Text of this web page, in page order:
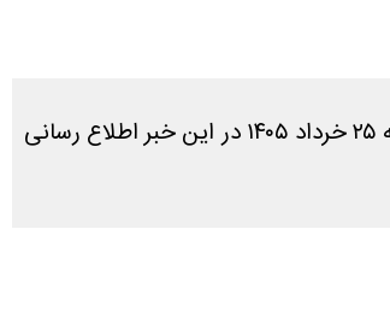
در پاسخ به سوال کاربران که آیا فردا تعطیل است یا نه، طبق بررسی های انجام شده آخرین وضعیت تعطیلی کردستان برای فردا دوشنبه ۲۵ خرداد ۱۴۰۵ در این خبر اطلاع رسانی